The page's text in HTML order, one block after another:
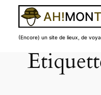
(Encore) un site de lieux, de